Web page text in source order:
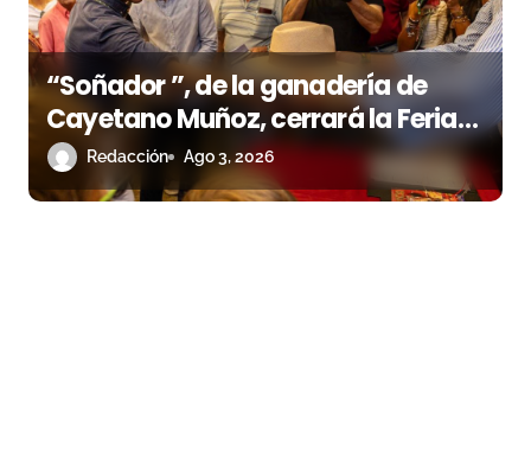
“Soñador ”, de la ganadería de
Cayetano Muñoz, cerrará la Feria
de las Colombinas 2026
Redacción Ago 3, 2026